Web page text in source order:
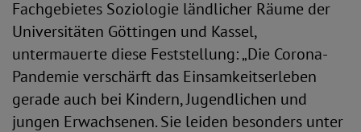
Fachgebietes Soziologie ländlicher Räume der
Universitäten Göttingen und Kassel,
untermauerte diese Feststellung: „Die Corona-
Pandemie verschärft das Einsamkeitserleben
gerade auch bei Kindern, Jugendlichen und
jungen Erwachsenen. Sie leiden besonders unter